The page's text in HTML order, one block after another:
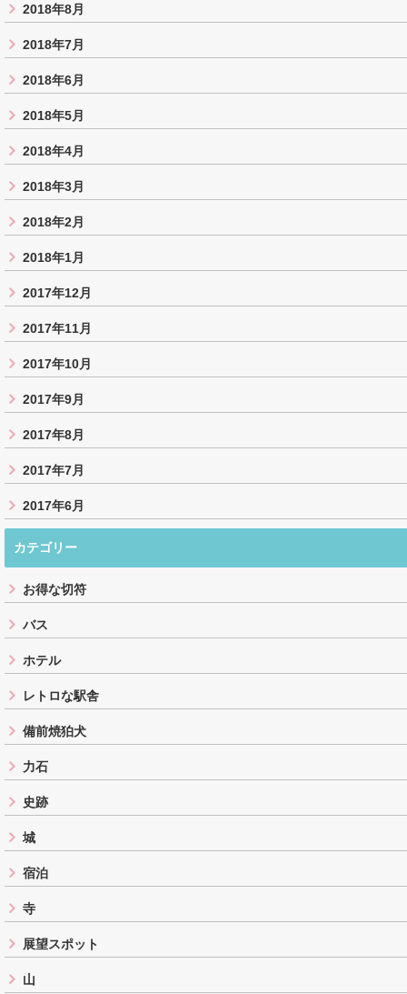
2018年8月
2018年7月
2018年6月
2018年5月
2018年4月
2018年3月
2018年2月
2018年1月
2017年12月
2017年11月
2017年10月
2017年9月
2017年8月
2017年7月
2017年6月
カテゴリー
お得な切符
バス
ホテル
レトロな駅舎
備前焼狛犬
力石
史跡
城
宿泊
寺
展望スポット
山